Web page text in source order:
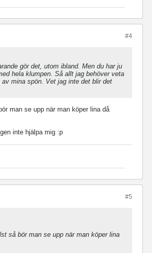
#4
gör det, utom ibland. Men du har ju
hela klumpen. Så allt jag behöver veta
mina spön. Vet jag inte det blir det
man se upp när man köper lina då
inte hjälpa mig :p
#5
så bör man se upp när man köper lina